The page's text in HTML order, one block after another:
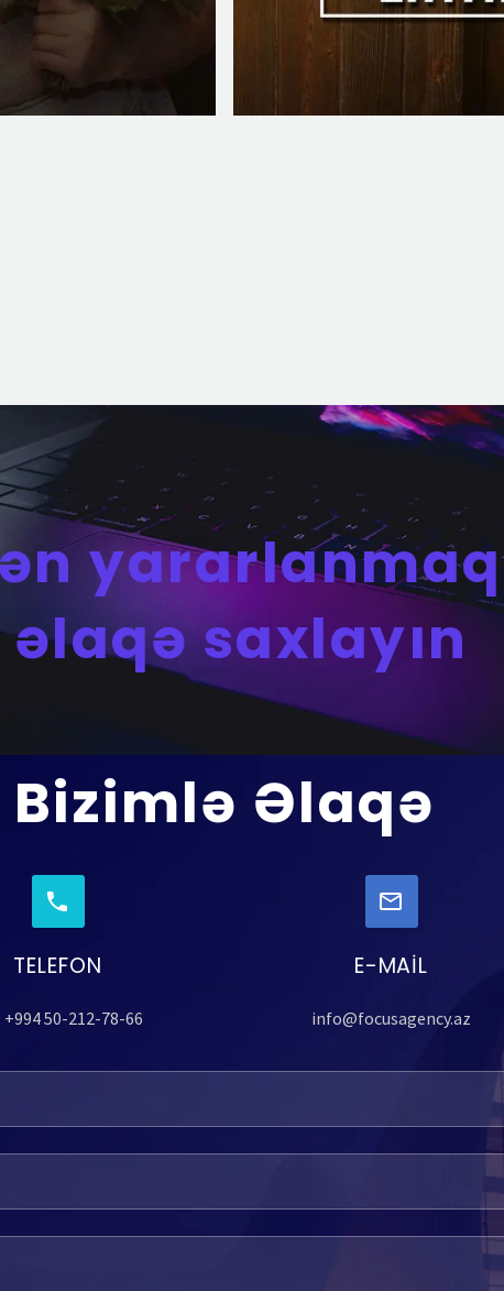
yararlanmaq
saxlayın
Bizimlə Əlaqə
TELEFON
+994 50-212-78-66
E-MAIL
info@focusagency.az